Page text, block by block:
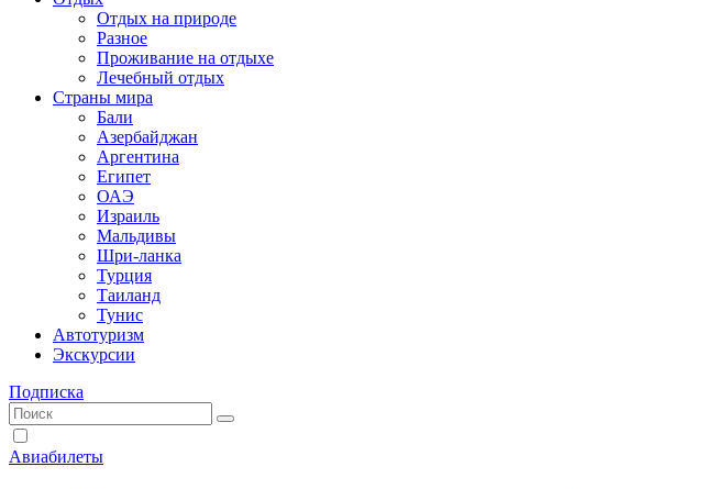
Отдых на природе
Разное
Проживание на отдыхе
Лечебный отдых
Страны мира
Бали
Азербайджан
Аргентина
Египет
ОАЭ
Израиль
Мальдивы
Шри-ланка
Турция
Таиланд
Тунис
Автотуризм
Экскурсии
Подписка
Авиабилеты